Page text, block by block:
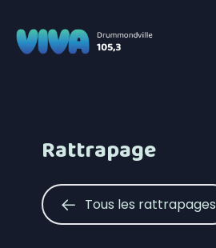
Rattrapage
Tous les rattrapages